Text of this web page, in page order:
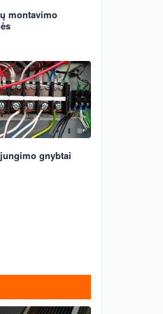
montavimo
gnybtai